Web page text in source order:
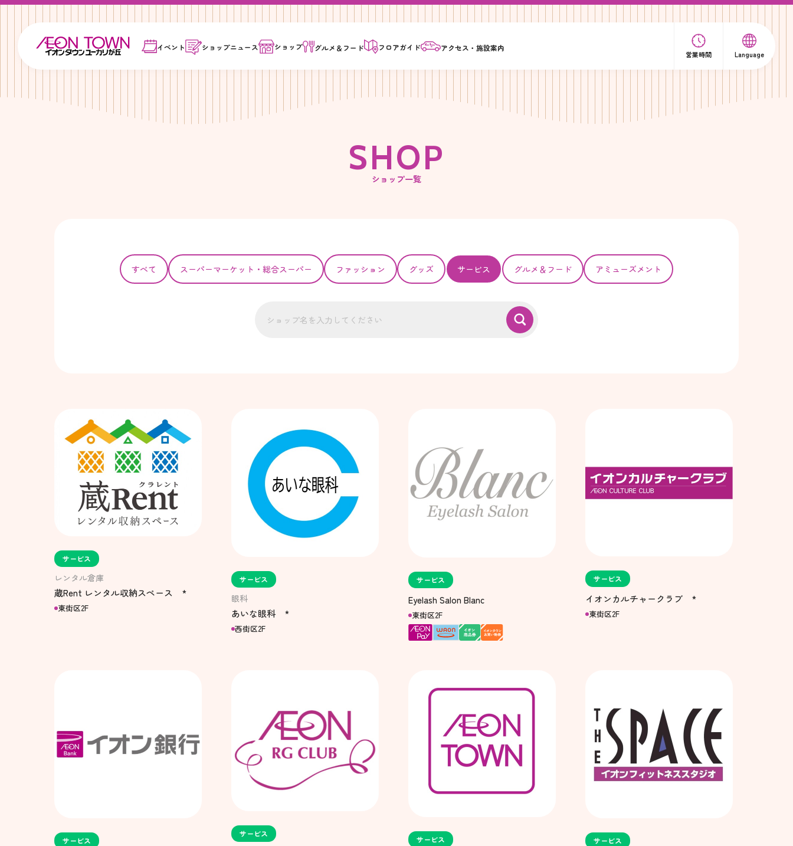
イベント ショップニュース ショップ グルメ＆ フード フロアガイド アクセス・施設案内
営業時間 Language
SHOP
ショップ一覧
すべて スーパーマーケット・ 総合スーパー ファッション グッズ サービス グルメ＆フード アミューズメント
サービス
レンタル倉庫
蔵Rent レンタル収納スペース *
東街区2F
サービス
眼科
あいな眼科 *
西街区2F
サービス
Eyelash Salon Blanc
東街区2F
サービス
イオンカルチャークラブ *
東街区2F
サービス
サービス
サービス サービス